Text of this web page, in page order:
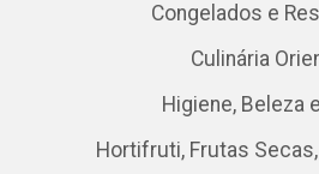
Congelados e
Culinária
Higiene, Beleza
Hortifruti, Frutas